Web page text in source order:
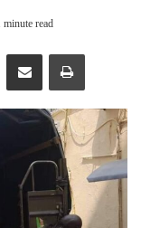
minute read
TelegramShare via Email Print